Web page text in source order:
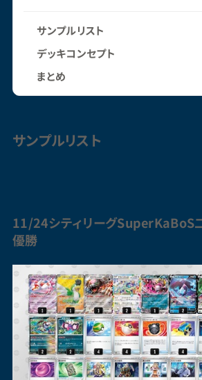
サンプルリスト
デッキコンセプト
まとめ
サンプルリスト
11/24シティリーグSuperKaBoS
優勝